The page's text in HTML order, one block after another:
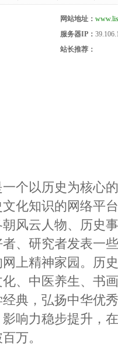
网站地址：
服务器IP：
站长推荐：
个以历史为核心
化知识的网络平
风云人物、历史
、研究者发表一
上精神家园。历
、中医养生、书
典，弘扬中华优
响力稳步提升，
万。